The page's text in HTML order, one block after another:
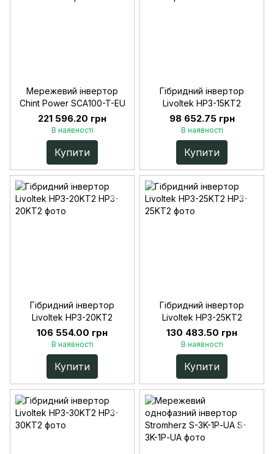
Мережевий інвертор
Chint Power SCA100-T-EU
221 596.20 грн
В наявності
Купити
Гібридний інвертор
Livoltek HP3-15KT2
98 652.75 грн
В наявності
Купити
Гібридний інвертор
Livoltek HP3-20KT2
106 554.00 грн
В наявності
Купити
Гібридний інвертор
Livoltek HP3-25KT2
130 483.50 грн
В наявності
Купити